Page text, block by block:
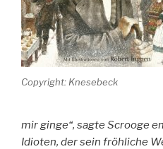
Copyright: Knesebeck
mir ginge“, sagte Scrooge
Idioten, der sein fröhliche